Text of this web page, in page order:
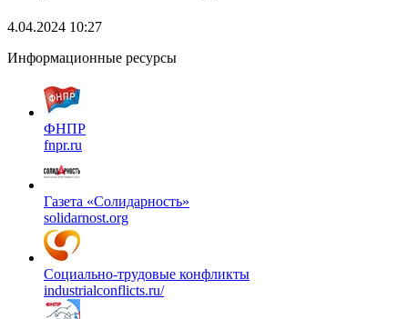
4.04.2024 10:27
Информационные ресурсы
ФНПР
fnpr.ru
Газета «Солидарность»
solidarnost.org
Социально-трудовые конфликты
industrialconflicts.ru/